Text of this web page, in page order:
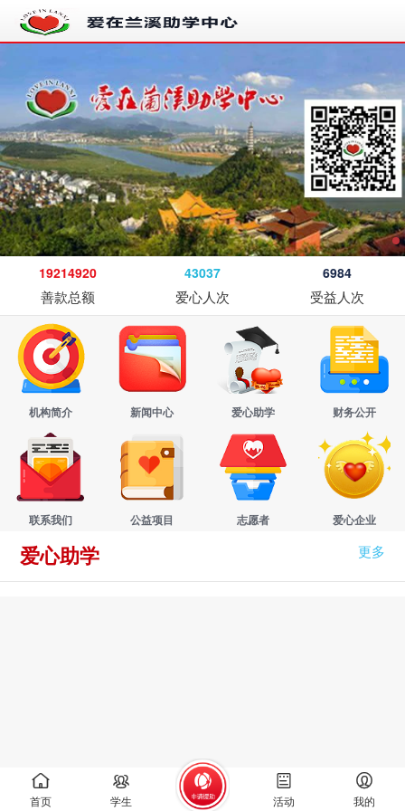
首页 学生 活动 我的
19214920
善款总额
43037
爱心人次
6984
受益人次
机构简介 新闻中心 爱心助学 财务公开
联系我们 公益项目 志愿者 爱心企业
更多
爱心助学